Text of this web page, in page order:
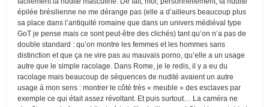
épilée brésilienne ne me dérange pas (elle a d’ailleurs beaucoup plus
sa place dans l’antiquité romaine que dans un univers médiéval type
GoT je pense mais ce sont peut-être des clichés) tant qu’on n’a pas de
double standard : qu’on montre les femmes et les hommes sans
distinction et que ça ne vire pas au mauvais porno, qu’elle a un usage
autre que le simple racolage. Dans Rome, je le redis, il y a eu du
racolage mais beaucoup de séquences de nudité avaient un autre
usage à mon sens : montrer le côté très « meuble » des esclaves par
exemple ce qui était assez révoltant. Et puis surtout… La caméra ne